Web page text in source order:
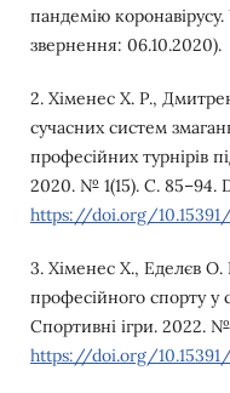
пандемію коронавірусу.
звернення: 06.10.2020).
2. Хіменес Х. Р.,
сучасних систем
професійних турнірів
2020. № 1(15). С. 85–94.
https://doi.org/
3. Хіменес Х., Еделєв О.
професійного спорту у
Спортивні ігри. 2022.
https://doi.org/10.15391/